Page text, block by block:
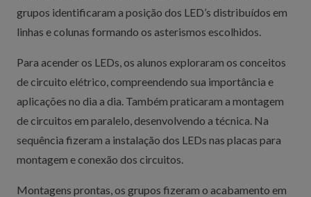
grupos identificaram a posição dos LED’s distribuídos em
linhas e colunas formando os asterismos escolhidos.
Para acender os LEDs, os alunos exploraram os conceitos
de circuito elétrico, compreendendo sua importância e
aplicações no dia a dia. Também praticaram a montagem
de circuitos em paralelo, desenvolvendo a técnica. Na
sequência fizeram a instalação dos LEDs nas placas para
montagem e conexão dos circuitos.
Montagens prontas, os grupos fizeram o acabamento em